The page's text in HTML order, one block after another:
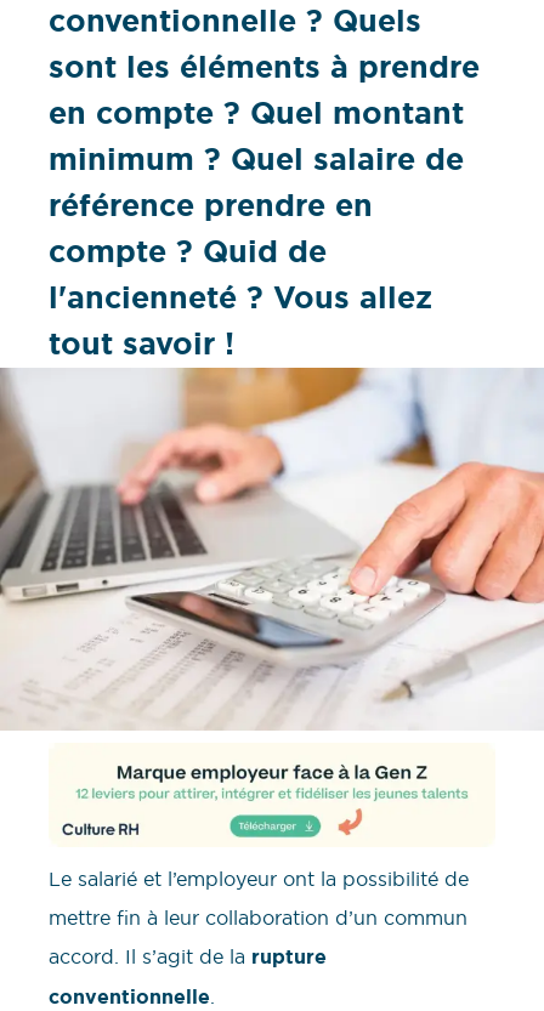
conventionnelle ? Quels
sont les éléments à prendre
en compte ? Quel montant
minimum ? Quel salaire de
référence prendre en
compte ? Quid de
l'ancienneté ? Vous allez
tout savoir !
Le salarié et l’employeur ont la possibilité de
mettre fin à leur collaboration d’un commun
accord. Il s’agit de la rupture
conventionnelle